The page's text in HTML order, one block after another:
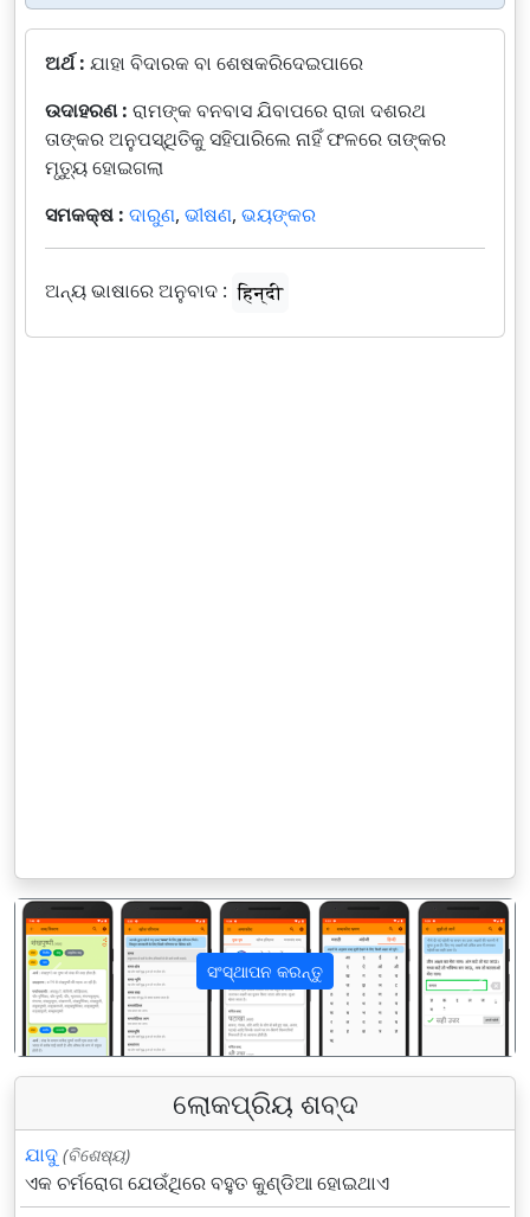
ଅର୍ଥ : ଯାହା ବିଦାରକ ବା ଶେଷକରିଦେଇପାରେ
ଉଦାହରଣ : ରାମଙ୍କ ବନବାସ ଯିବାପରେ ରାଜା ଦଶରଥ
ତାଙ୍କର ଅନୁପସ୍ଥିତିକୁ ସହିପାରିଲେ ନାହିଁ ଫଳରେ ତାଙ୍କର
ମୃତ୍ୟୁ ହୋଇଗଲା
ସମକକ୍ଷ : ଦାରୁଣ, ଭୀଷଣ, ଭୟଙ୍କର
ଅନ୍ୟ ଭାଷାରେ ଅନୁବାଦ : हिन्दी
ସଂସ୍ଥାପନ କରନ୍ତୁ
पिछला अगला
ଲୋକପ୍ରିୟ ଶବ୍ଦ
ଯାଦୁ (ବିଶେଷ୍ୟ)
ଏକ ଚର୍ମରୋଗ ଯେଉଁଥିରେ ବହୁତ କୁଣ୍ଡିଆ ହୋଇଥାଏ